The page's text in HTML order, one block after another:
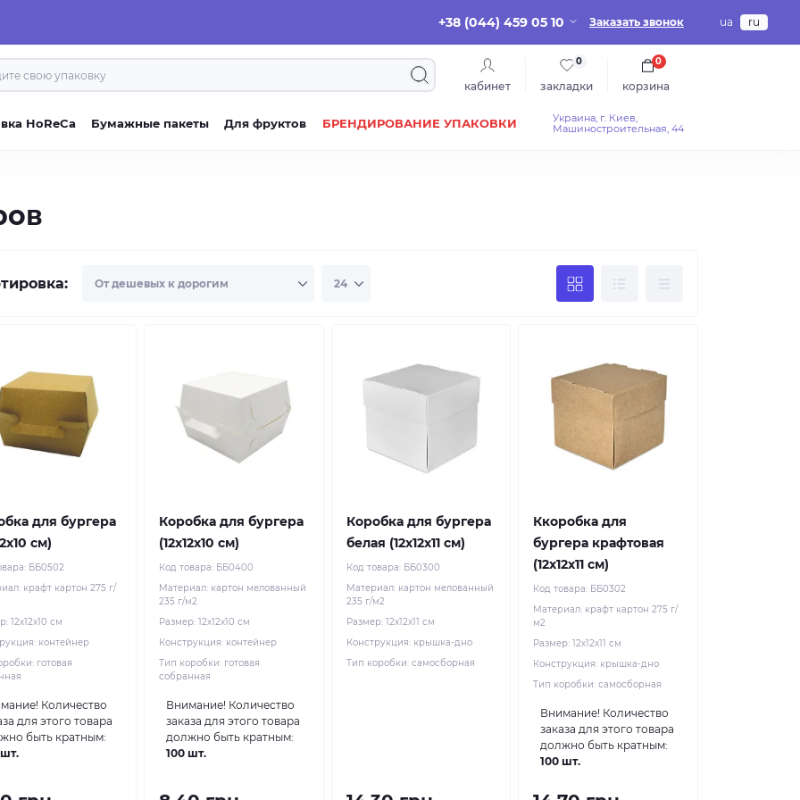
+38 (044) 459 05 10 Заказать звонок ua ru
кабинет закладки
0
корзина
0
HoReCa Бумажные пакеты Для фруктов БРЕНДИРОВАНИЕ УПАКОВКИ
Украина, г. Киев,
Машиностроительная, 44
для бургера
см)
ББ0502
крафт картон 275 г/
12х12х10 см
контейнер
готовая
Количество
для этого товара
быть кратным:
Коробка для бургера
(12х12х10 см)
Код товара: ББ0400
Материал: картон мелованный
235 г/м2
Размер: 12х12х10 см
Конструкция: контейнер
Тип коробки: готовая
собранная
Внимание! Количество
заказа для этого товара
должно быть кратным:
100 шт.
Коробка для бургера
белая (12х12х11 см)
Код товара: ББ0300
Материал: картон мелованный
235 г/м2
Размер: 12х12х11 см
Конструкция: крышка-дно
Тип коробки: самосборная
Ккоробка для
бургера крафтовая
(12х12х11 см)
Код товара: ББ0302
Материал: крафт картон 275 г/
м2
Размер:12х12х11 см
Конструкция: крышка-дно
Тип коробки:самосборная
Внимание! Количество
заказа для этого товара
должно быть кратным:
100 шт.